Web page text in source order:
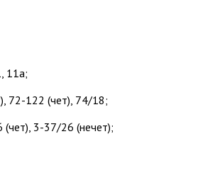
11а;
72-122 (чет), 74/18;
3-37/26 (нечет);